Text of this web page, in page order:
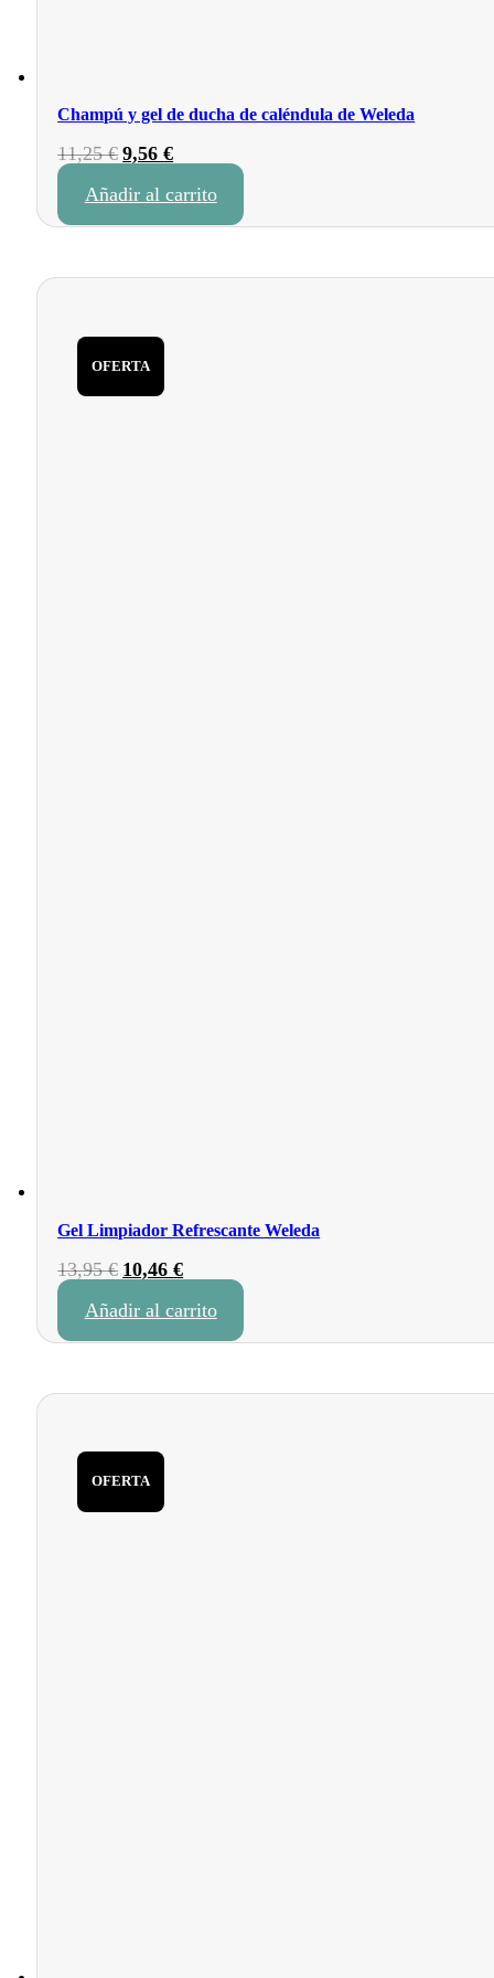
Champú y gel de ducha de caléndula de Weleda
11,25€ El
original
era:
9,56€El
actual
es:
Añadir al carrito
OFERTA
Gel Limpiador Refrescante Weleda
13,95€ El
original
era:
10,46€El
actual
es:
Añadir al carrito
OFERTA